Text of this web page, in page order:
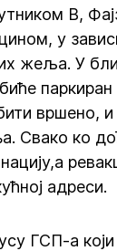
В,
у
жеља. У
вршено,
Свако ко
адреси.
ГСП-а који